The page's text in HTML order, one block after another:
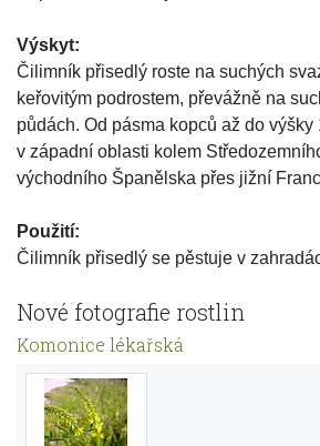
Výskyt:
Čilimník přisedlý roste na suchých
keřovitým podrostem, převážně na
půdách. Od pásma kopců až do
v západní oblasti kolem
východního Španělska přes jižní
Použití:
Čilimník přisedlý se pěstuje v
Nové fotografie rostlin
Komonice lékařská